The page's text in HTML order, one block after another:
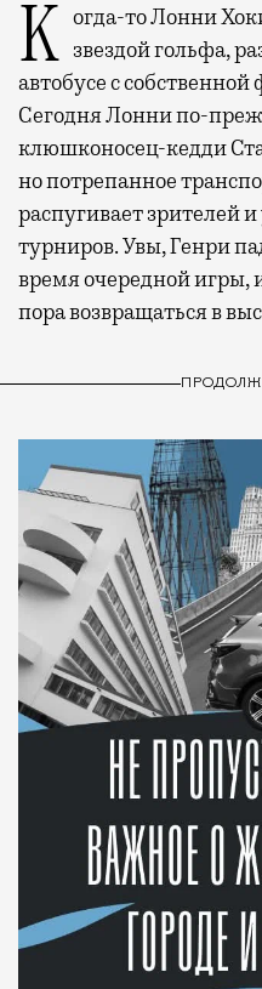
Когда-то Лонни Хокинс (Уилл Феррелл) был звездой гольфа,
автобусе с
Сегодня Лонни по-
клюшконосец-кедди
но потрепанное
распугивает зрителей
турниров. Увы, Генри
время очередной игры,
пора возвращаться в